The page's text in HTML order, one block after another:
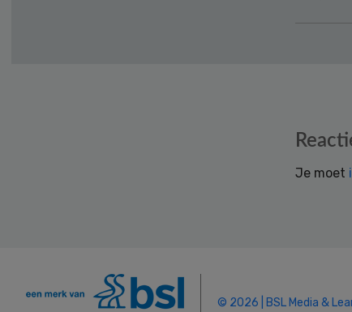
Je moet
© 2026 | BSL Media &